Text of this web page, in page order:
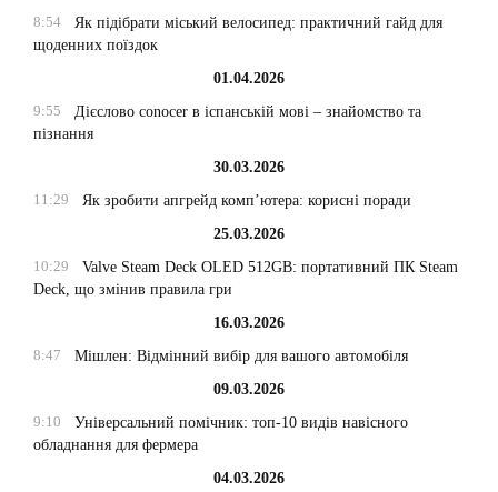
8:54
Як підібрати міський велосипед: практичний гайд для
щоденних поїздок
01.04.2026
9:55
Дієслово conocer в іспанській мові – знайомство та
пізнання
30.03.2026
11:29
Як зробити апгрейд комп’ютера: корисні поради
25.03.2026
10:29
Valve Steam Deck OLED 512GB: портативний ПК Steam
Deck, що змінив правила гри
16.03.2026
8:47
Мішлен: Відмінний вибір для вашого автомобіля
09.03.2026
9:10
Універсальний помічник: топ-10 видів навісного
обладнання для фермера
04.03.2026